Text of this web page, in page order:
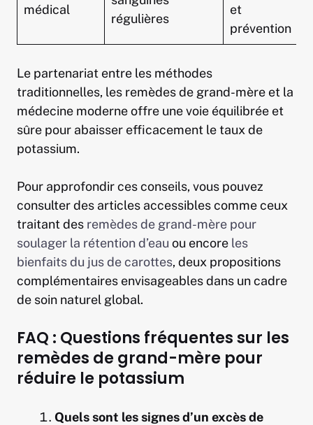
médical
régulières
et
prévention
Le partenariat entre les méthodes
traditionnelles, les remèdes de grand-mère et la
médecine moderne offre une voie équilibrée et
sûre pour abaisser efficacement le taux de
potassium.
Pour approfondir ces conseils, vous pouvez
consulter des articles accessibles comme ceux
traitant des remèdes de grand-mère pour
soulager la rétention d’eau ou encore les
bienfaits du jus de carottes, deux propositions
complémentaires envisageables dans un cadre
de soin naturel global.
FAQ : Questions fréquentes sur les
remèdes de grand-mère pour
réduire le potassium
Quels sont les signes d’un excès de